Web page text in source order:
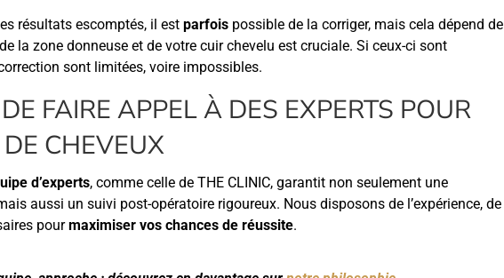
résultats escomptés, il est parfois possible de la corriger, mais cela dépend de
la zone donneuse et de votre cuir chevelu est cruciale. Si ceux-ci sont
sont limitées, voire impossibles.
FAIRE APPEL À DES EXPERTS POUR
CHEVEUX
d’experts, comme celle de THE CLINIC, garantit non seulement une
aussi un suivi post-opératoire rigoureux. Nous disposons de l’expérience, de
pourmaximiser vos chances de réussite.